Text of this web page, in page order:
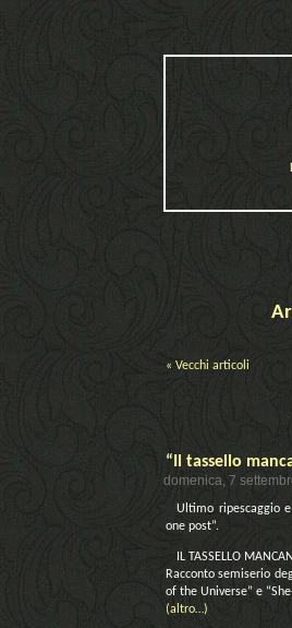
« Vecchi articoli
“Il tassello
domenica, 7
Ultimo ripescaggio
one post”.
IL TASSELLO
Racconto semiserio
of the Universe” e
(altro…)